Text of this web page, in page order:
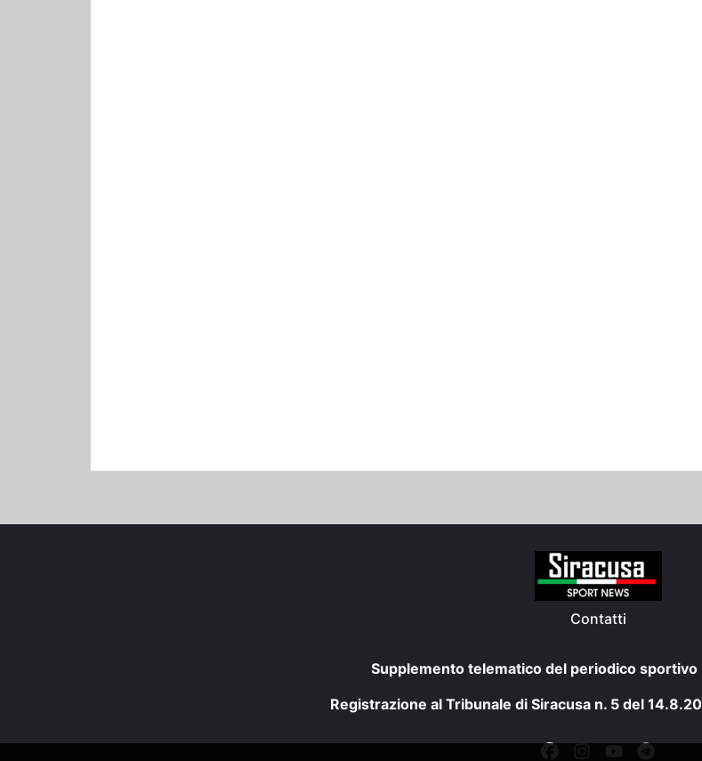
Contatti
Supplemento telematico del periodico sportivo
Registrazione al Tribunale di Siracusa n. 5 del